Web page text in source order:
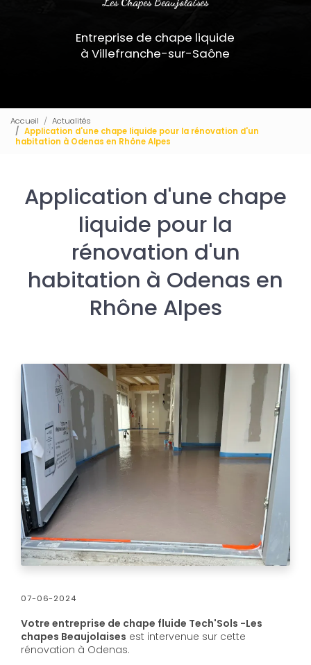
Entreprise de chape liquide
à Villefranche-sur-Saône
Accueil
Actualités
Application d'une chape liquide pour la rénovation d'un
habitation à Odenas en Rhône Alpes
Application d'une chape
liquide pour la
rénovation d'un
habitation à Odenas en
Rhône Alpes
07-06-2024
Votre entreprise de chape fluide Tech'Sols -Les
chapes Beaujolaises est intervenue sur cette
rénovation à Odenas.